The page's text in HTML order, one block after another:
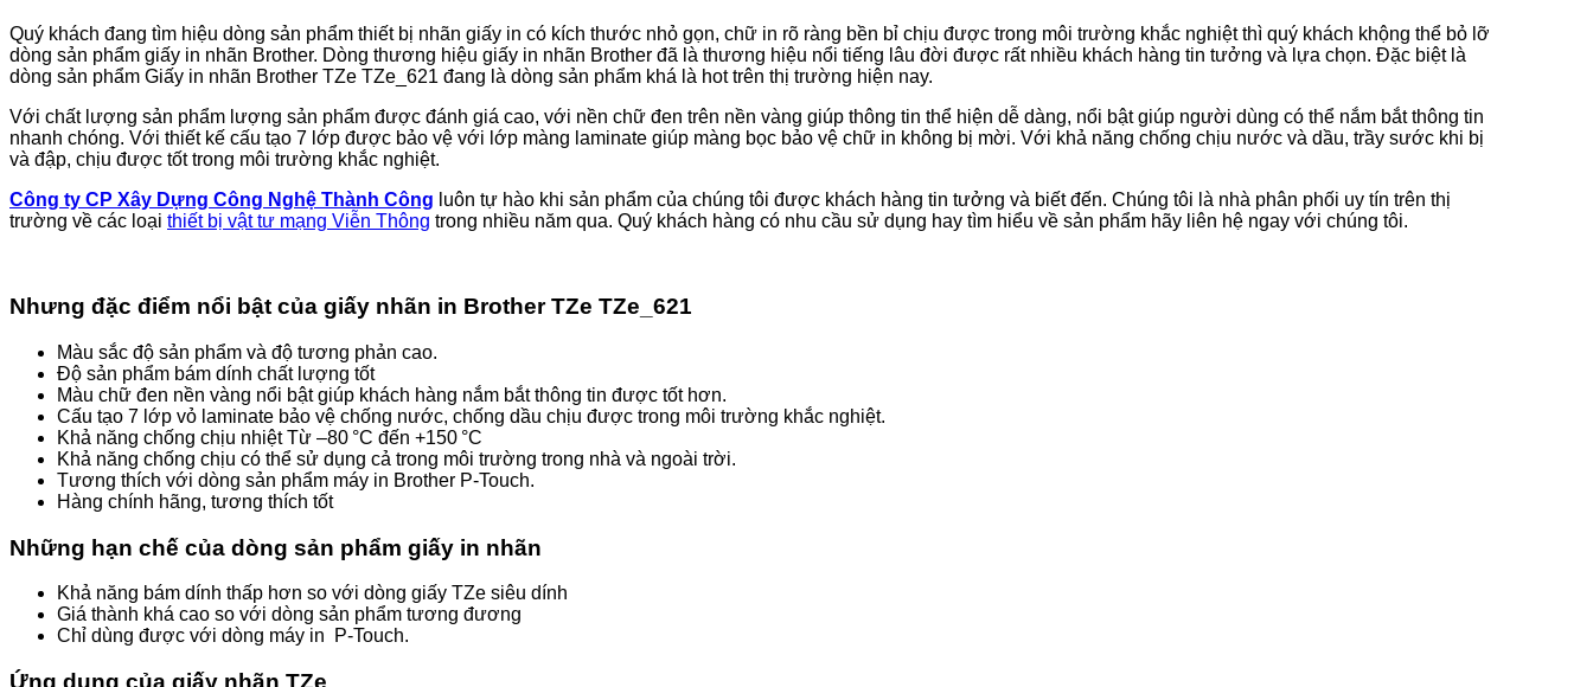
Quý khách đang tìm hiệu dòng sản phẩm thiết bị nhãn giấy in có kích thước nhỏ gọn, chữ in rõ ràng bền bỉ chịu được trong môi trường khắc nghiệt thì quý khách khộng thể bỏ lỡ
dòng sản phẩm giấy in nhãn Brother. Dòng thương hiệu giấy in nhãn Brother đã là thương hiệu nổi tiếng lâu đời được rất nhiều khách hàng tin tưởng và lựa chọn. Đặc biệt là
dòng sản phẩm Giấy in nhãn Brother TZe TZe_621 đang là dòng sản phẩm khá là hot trên thị trường hiện nay.
Với chất lượng sản phẩm lượng sản phẩm được đánh giá cao, với nền chữ đen trên nền vàng giúp thông tin thể hiện dễ dàng, nổi bật giúp người dùng có thể nắm bắt thông tin
nhanh chóng. Với thiết kế cấu tạo 7 lớp được bảo vệ với lớp màng laminate giúp màng bọc bảo vệ chữ in không bị mời. Với khả năng chống chịu nước và dầu, trầy sước khi bị
và đập, chịu được tốt trong môi trường khắc nghiệt.
Công ty CP Xây Dựng Công Nghệ Thành Công luôn tự hào khi sản phẩm của chúng tôi được khách hàng tin tưởng và biết đến. Chúng tôi là nhà phân phối uy tín trên thị
trường về các loại thiết bị vật tư mạng Viễn Thông trong nhiều năm qua. Quý khách hàng có nhu cầu sử dụng hay tìm hiểu về sản phẩm hãy liên hệ ngay với chúng tôi.
Nhưng đặc điểm nổi bật của giấy nhãn in Brother TZe TZe_621
Màu sắc độ sản phẩm và độ tương phản cao.
Độ sản phẩm bám dính chất lượng tốt
Màu chữ đen nền vàng nổi bật giúp khách hàng nắm bắt thông tin được tốt hơn.
Cấu tạo 7 lớp vỏ laminate bảo vệ chống nước, chống dầu chịu được trong môi trường khắc nghiệt.
Khả năng chống chịu nhiệt Từ –80 °C đến +150 °C
Khả năng chống chịu có thể sử dụng cả trong môi trường trong nhà và ngoài trời.
Tương thích với dòng sản phẩm máy in Brother P‑Touch.
Hàng chính hãng, tương thích tốt
Những hạn chế của dòng sản phẩm giấy in nhãn
Khả năng bám dính thấp hơn so với dòng giấy TZe siêu dính
Giá thành khá cao so với dòng sản phẩm tương đương
Chỉ dùng được với dòng máy in P‑Touch.
Ứng dụng của giấy nhãn TZe